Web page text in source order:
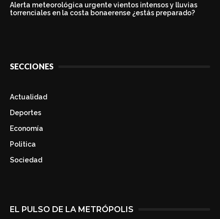
Alerta meteorológica urgente vientos intensos y lluvias
torrenciales en la costa bonaerense ¿estás preparado?
SECCIONES
Actualidad
Deportes
Economía
Politica
Sociedad
EL PULSO DE LA METRÓPOLIS